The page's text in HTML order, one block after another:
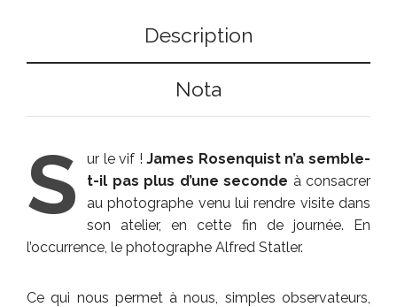
Description
Nota
S ur le vif !James Rosenquist n’a semble-
t-il pas plus d’une seconde à consacrer
au photographe venu lui rendre visite dans
son atelier, en cette fin de journée. En
l’occurrence, le photographe Alfred Statler.
Ce qui nous permet à nous, simples observateurs,